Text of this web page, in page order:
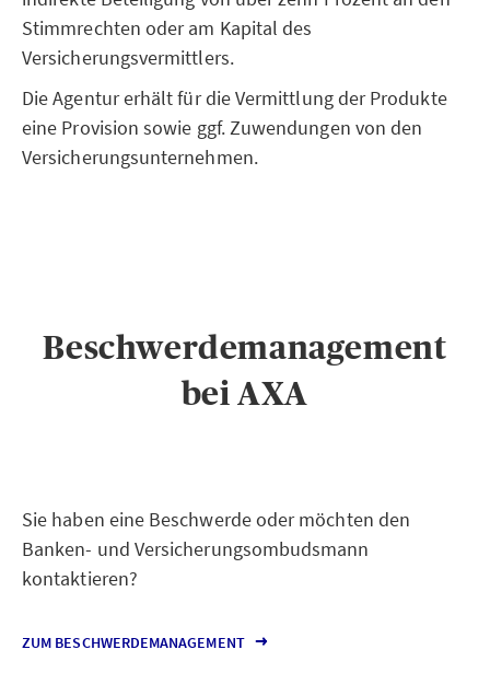
Stimmrechten oder am Kapital des
Versicherungsvermittlers.
Die Agentur erhält für die Vermittlung der Produkte
eine Provision sowie ggf. Zuwendungen von den
Versicherungsunternehmen.
Beschwerdemanagement
bei AXA
Sie haben eine Beschwerde oder möchten den
Banken- und Versicherungsombudsmann
kontaktieren?
ZUM BESCHWERDEMANAGEMENT